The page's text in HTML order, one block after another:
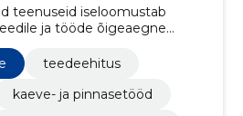
teenuseid iseloomustab
ja tööde õigeaegne
uusi võimalusi ja viise oma
Tänu meeskonna
suudame teostada igasuguse
teedeehitus
kaeve- ja pinnasetööd